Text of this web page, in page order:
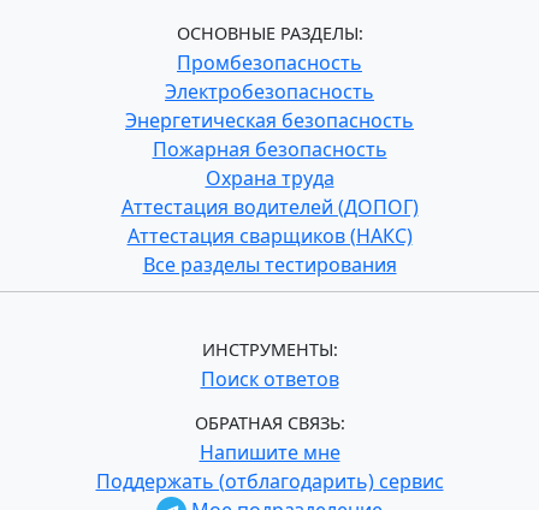
ОСНОВНЫЕ РАЗДЕЛЫ:
Промбезопасность
Электробезопасность
Энергетическая безопасность
Пожарная безопасность
Охрана труда
Аттестация водителей (ДОПОГ)
Аттестация сварщиков (НАКС)
Все разделы тестирования
ИНСТРУМЕНТЫ:
Поиск ответов
ОБРАТНАЯ СВЯЗЬ:
Напишите мне
Поддержать (отблагодарить) сервис